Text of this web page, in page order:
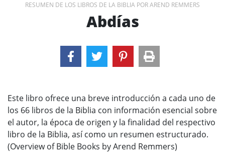
RESUMEN DE LOS LIBROS DE LA BIBLIA POR AREND REMMERS
Abdías
Este libro ofrece una breve introducción a cada uno de
los 66 libros de la Biblia con información esencial sobre
el autor, la época de origen y la finalidad del respectivo
libro de la Biblia, así como un resumen estructurado.
(Overview of Bible Books by Arend Remmers)